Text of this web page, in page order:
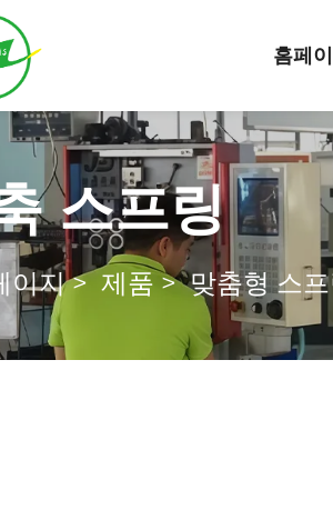
홈페
스프링
이지> 제품>맞춤형 스